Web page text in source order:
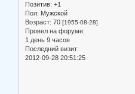
Позитив: +1
Пол: Мужской
Возраст: 70 [1955-08-28]
Провел на форуме:
1 день 9 часов
Последний визит:
2012-09-28 20:51:25